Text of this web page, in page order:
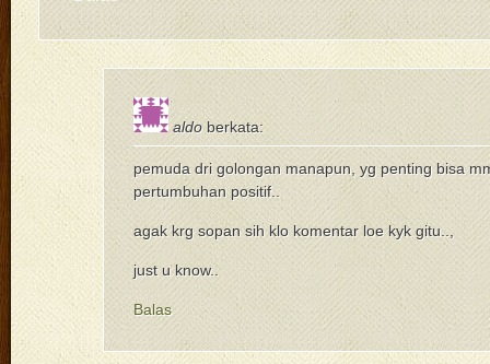
aldo berkata:
pemuda dri golongan manapun, yg penting bisa
pertumbuhan positif..
agak krg sopan sih klo komentar loe kyk gitu..,
just u know..
Balas